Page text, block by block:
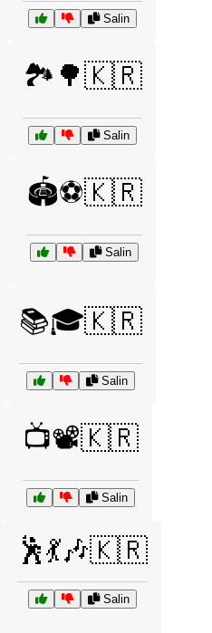
Salin
🏞️🌳🇰🇷
Salin
🏟️⚽🇰🇷
Salin
📚🎓🇰🇷
Salin
📺📽️🇰🇷
Salin
🕺💃🎶🇰🇷
Salin